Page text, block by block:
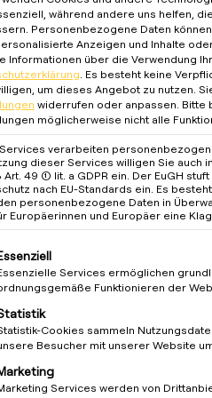
– für nachhaltiges und
Tarifgestaltung &
in Echtzeit.
während andere uns helfen,
Personenbezogene Daten
Anzeigen und Inhalte
Informationen über die Verwendung
. Es besteht keine
um dieses Angebot zu nutzen.
widerrufen oder anpassen. Bitte
möglicherweise nicht alle
verarbeiten
dieser Services willigen Sie auch
Art. 49 (1) lit. a GDPR ein. Der EuGH
nach EU-Standards ein. Es
personenbezogene Daten in
Europäerinnen und Europäer eine
eine Liste der Service-
Services ermöglichen
Funktionieren der
Cookies sammeln
Besucher mit unserer Website
Services werden von